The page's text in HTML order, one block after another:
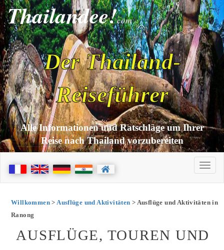
Thailandee!com
Der Thailand-
Reiseführer
Alle Informationen und Ratschläge um Ihrer
Reise nach Thailand vorzubereiten
Willkommen>Ausflüge und Aktivitäten > Ausflüge und Aktivitäten in
Ranong
AUSFLÜGE, TOUREN UND